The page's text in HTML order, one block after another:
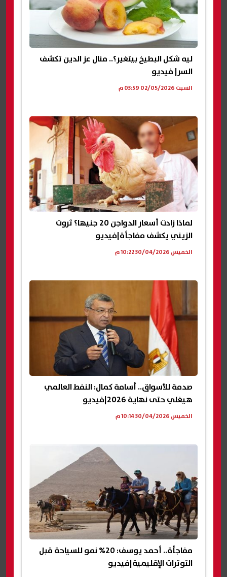
ليه شكل البطيخ بيتغير؟.. منال عز الدين تكشف
السر| فيديو
السبت 02/05/2026 03:59 م
لماذا زادت أسعار الدواجن 20 جنيها؟ ثروت
الزيني يكشف مفاجأة|فيديو
الخميس 30/04/2026 10:22 م
صدمة للأسواق.. أسامة كمال: النفط العالمي
هيغلي حتى نهاية 2026|فيديو
الخميس 30/04/2026 10:14 م
مفاجأة.. أحمد يوسف: 20% نمو للسياحة قبل
التوترات الإقليمية|فيديو